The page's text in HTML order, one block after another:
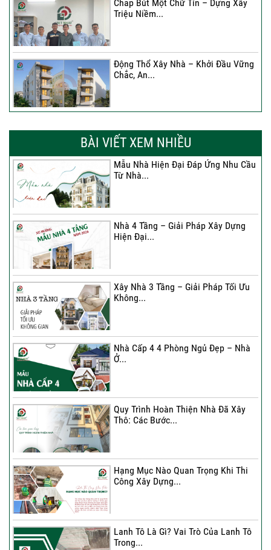
Chắp Bút Một Chữ Tín – Dựng Xây
Triệu Niềm...
Động Thổ Xây Nhà – Khởi Đầu Vững
Chắc, An...
Chắc Cho...
BÀI VIẾT XEM NHIỀU
Mẫu Nhà Hiện Đại Đáp Ứng Nhu Cầu
Từ Nhà...
Nhà 4 Tầng – Giải Pháp Xây Dựng
Hiện Đại...
Xây Nhà 3 Tầng – Giải Pháp Tối Ưu
Không...
Nhà Cấp 4 4 Phòng Ngủ Đẹp – Nhà
Ở...
Quy Trình Hoàn Thiện Nhà Đã Xây
Thô: Các Bước...
Hạng Mục Nào Quan Trọng Khi Thi
Công Xây Dựng...
Lanh Tô Là Gì? Vai Trò Của Lanh Tô
Trong...